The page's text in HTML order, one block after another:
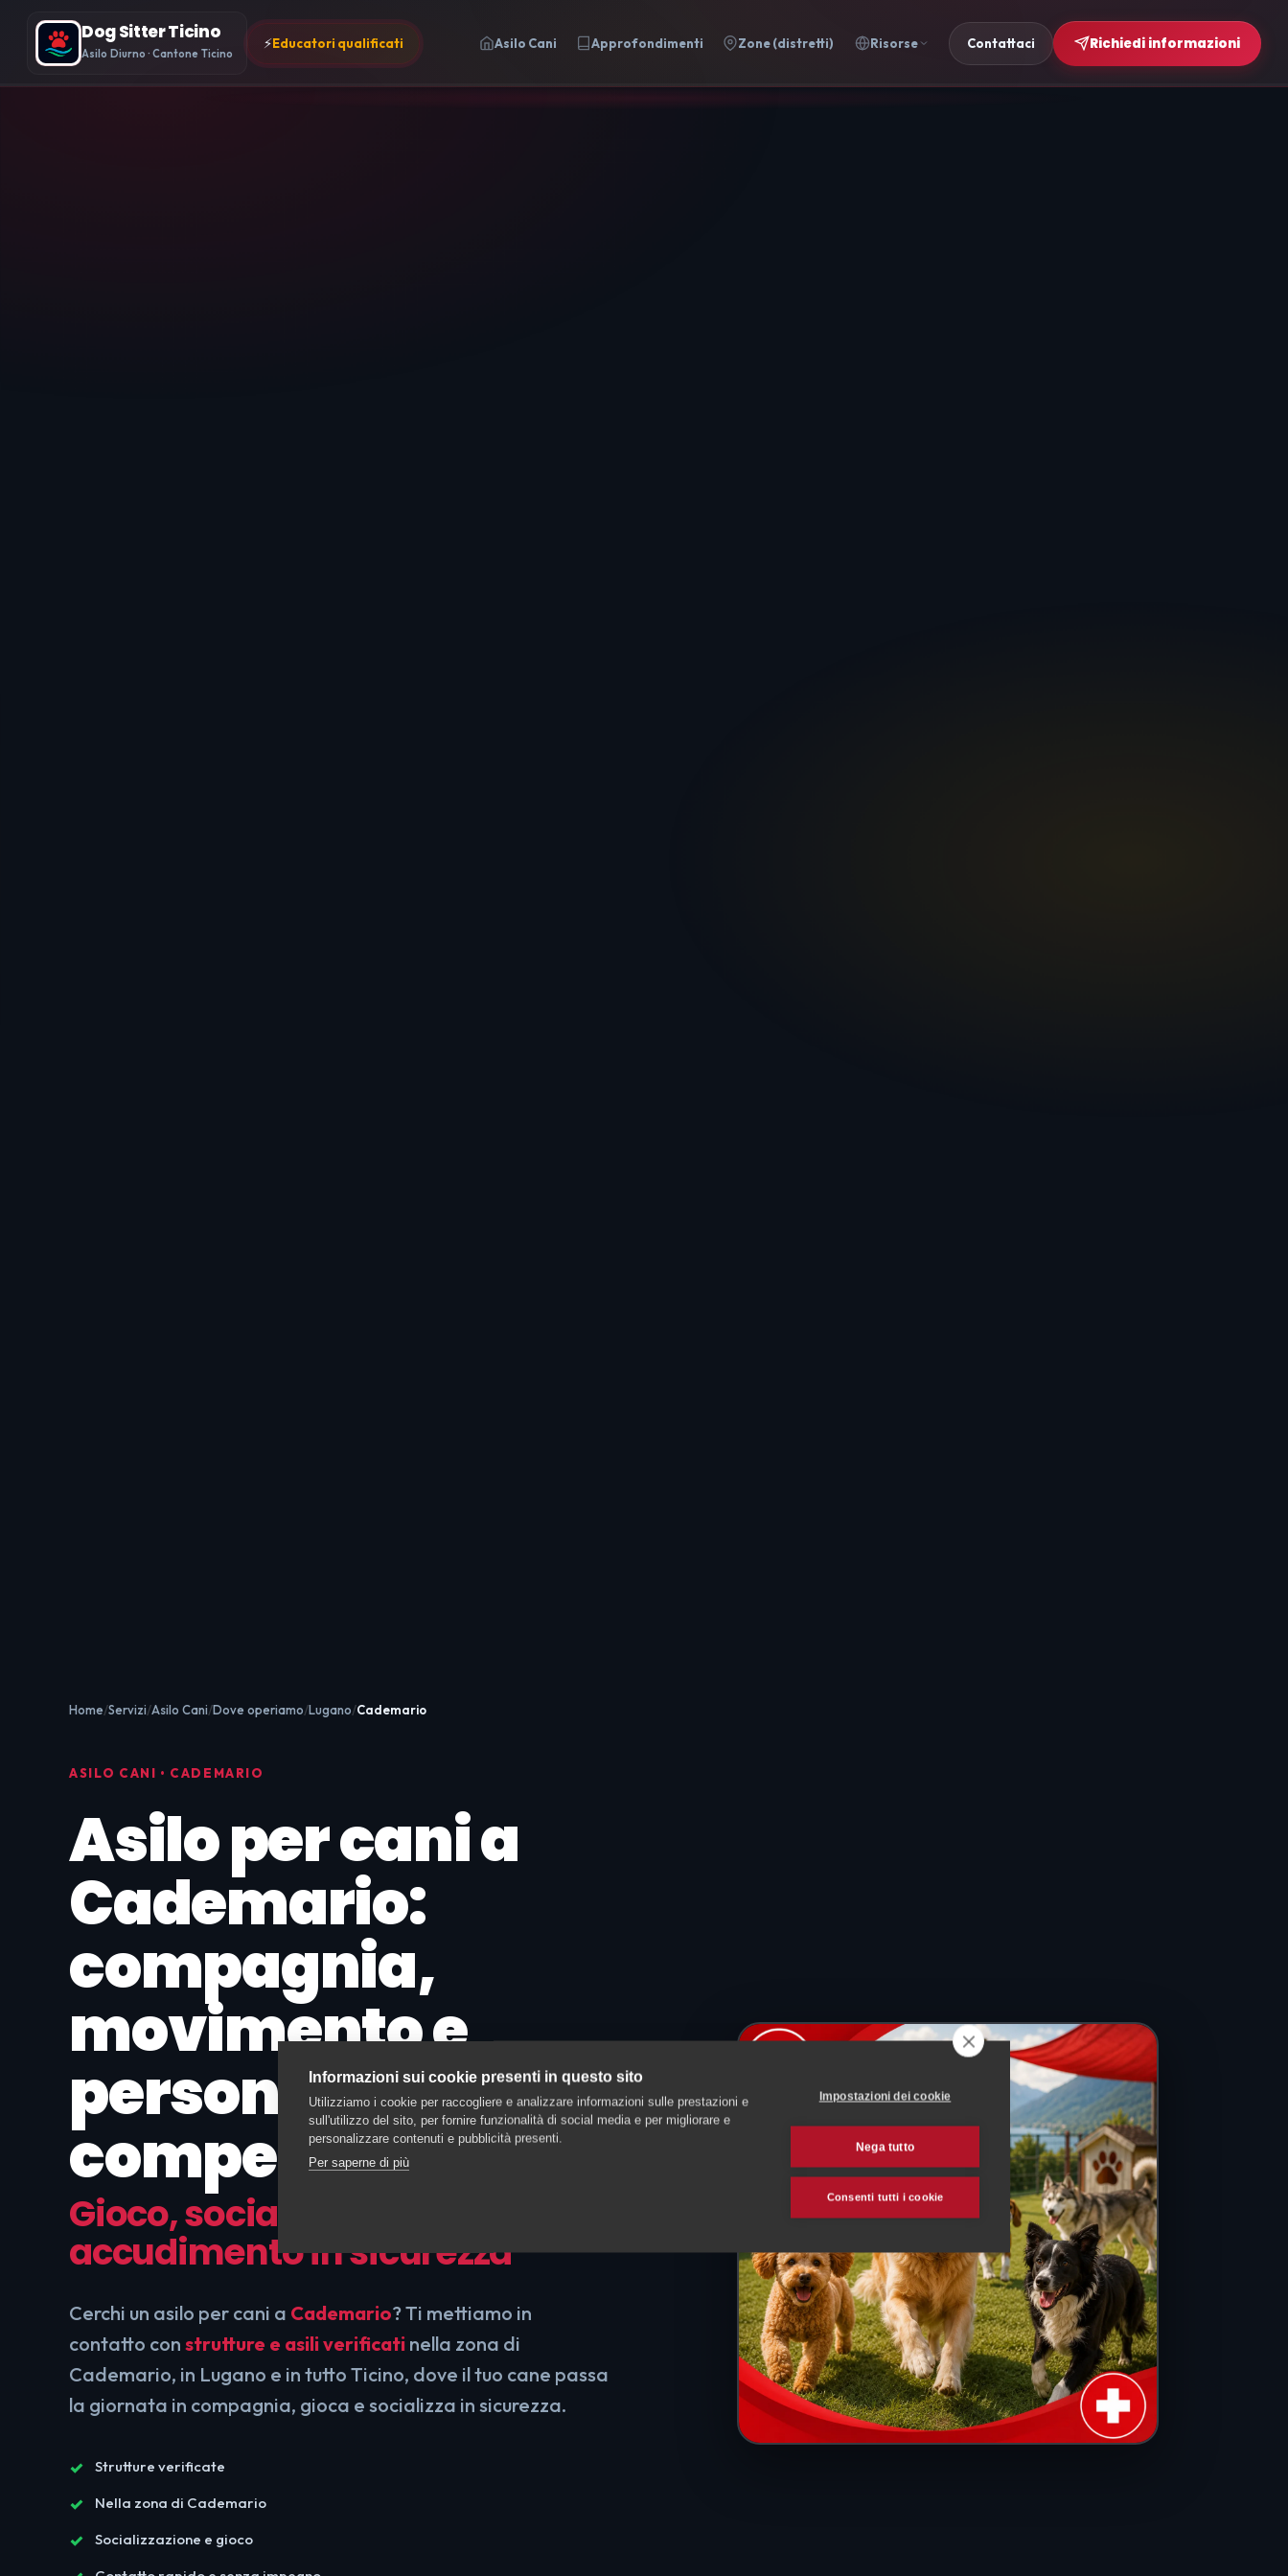
Dog Sitter Ticino
Asilo Diurno · Cantone Ticino
⚡Educatori qualificati Asilo Cani Approfondimenti Zone (distretti) Risorse Contattaci Richiedi informazioni
Home Servizi Asilo Cani Dove operiamo Lugano Cademario
ASILO CANI • CADEMARIO
Asilo per cani a
Cademario:
compagnia,
movimento e
personale
competente
Gioco, socializzazione e
accudimento in sicurezza
Cerchi un asilo per cani a Cademario? Ti mettiamo in
contatto con strutture e asili verificati nella zona di
Cademario, in Lugano e in tutto Ticino, dove il tuo cane passa
la giornata in compagnia, gioca e socializza in sicurezza.
Strutture verificate
Nella zona di Cademario
Socializzazione e gioco
Informazioni sui cookie presenti in questo sito
Utilizziamo i cookie per raccogliere e analizzare informazioni sulle prestazioni e
sull'utilizzo del sito, per fornire funzionalità di social media e per migliorare e
personalizzare contenuti e pubblicità presenti.
Per saperne di più
Impostazioni dei cookie
Nega tutto
Consenti tutti i cookie